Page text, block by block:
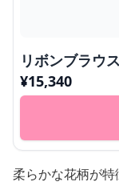
リボンブラウ
¥15,340
柔らかな花柄が